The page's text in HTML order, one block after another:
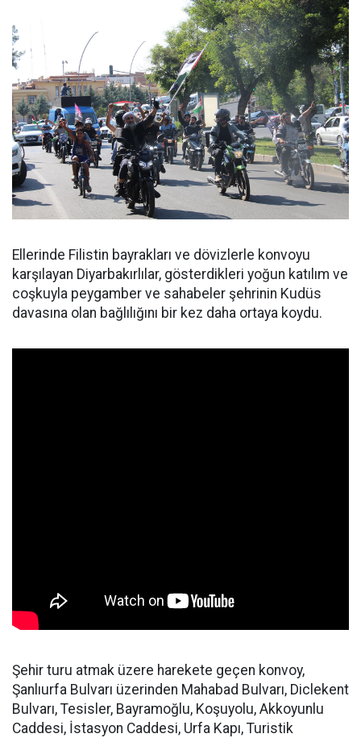
Ellerinde Filistin bayrakları ve dövizlerle konvoyu
karşılayan Diyarbakırlılar, gösterdikleri yoğun katılım ve
coşkuyla peygamber ve sahabeler şehrinin Kudüs
davasına olan bağlılığını bir kez daha ortaya koydu.
Şehir turu atmak üzere harekete geçen konvoy,
Şanlıurfa Bulvarı üzerinden Mahabad Bulvarı, Diclekent
Bulvarı, Tesisler, Bayramoğlu, Koşuyolu, Akkoyunlu
Caddesi, İstasyon Caddesi, Urfa Kapı, Turistik